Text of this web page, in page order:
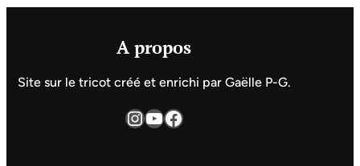
A propos
Site sur le tricot créé et enrichi par Gaëlle P-G.
InstagramYouTube Facebook